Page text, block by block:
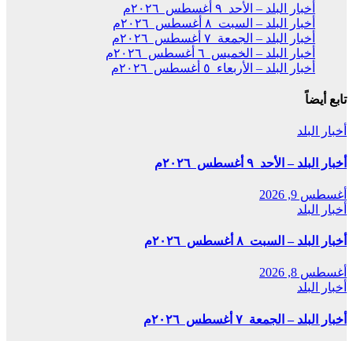
أخبار البلد – الأحد ٩ أغسطس ٢٠٢٦م
أخبار البلد – السبت ٨ أغسطس ٢٠٢٦م
أخبار البلد – الجمعة ٧ أغسطس ٢٠٢٦م
أخبار البلد – الخميس ٦ أغسطس ٢٠٢٦م
أخبار البلد – الأربعاء ٥ أغسطس ٢٠٢٦م
تابع أيضاً
أخبار البلد
أخبار البلد – الأحد ٩ أغسطس ٢٠٢٦م
أغسطس 9, 2026
أخبار البلد
أخبار البلد – السبت ٨ أغسطس ٢٠٢٦م
أغسطس 8, 2026
أخبار البلد
أخبار البلد – الجمعة ٧ أغسطس ٢٠٢٦م